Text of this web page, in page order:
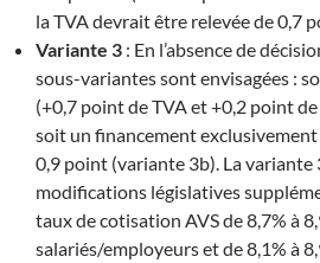
la TVA devrait être relevée de 0,7
Variante 3 : En l’absence de
sous-variantes sont envisagées :
(+0,7 point de TVA et +0,2 point
soit un financement
0,9 point (variante 3b). La variante
modifications législatives
taux de cotisation AVS de 8,7% à
salariés/employeurs et de 8,1% à